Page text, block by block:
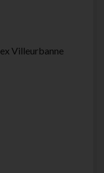
Villeurbanne